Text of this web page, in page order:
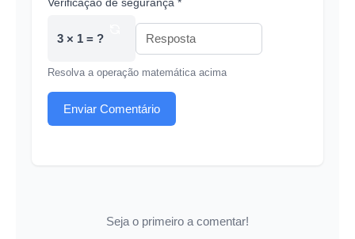
Verificação de segurança *
3 × 1 = ?
Resolva a operação matemática acima
Enviar Comentário
Seja o primeiro a comentar!